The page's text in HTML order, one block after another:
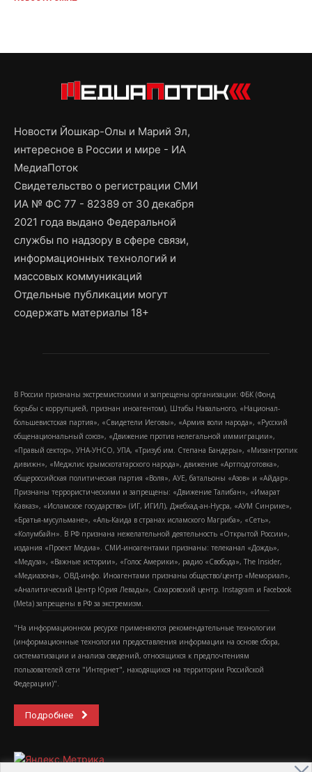
Новости Йошкар-Олы и Марий Эл,
интересное в России и мире - ИА
МедиаПоток
Свидетельство о регистрации СМИ
ИА № ФС 77 - 82389 от 30 декабря
2021 года выдано Федеральной
службы по надзору в сфере связи,
информационных технологий и
массовых коммуникаций
Отдельные публикации могут
содержать материалы 18+
В России признаны экстремистскими и запрещены организации: ФБК (Фонд
борьбы с коррупцией, признан иноагентом), Штабы Навального, «Национал-
большевистская партия», «Свидетели Иеговы», «Армия воли народа», «Русский
общенациональный союз», «Движение против нелегальной иммиграции»,
«Правый сектор», УНА-УНСО, УПА, «Тризуб им. Степана Бандеры», «Мизантропик
дивижн», «Меджлис крымскотатарского народа», движение «Артподготовка»,
общероссийская политическая партия «Воля», АУЕ, батальоны «Азов» и «Айдар».
Признаны террористическими и запрещены: «Движение Талибан», «Имарат
Кавказ», «Исламское государство» (ИГ, ИГИЛ), Джебхад-ан-Нусра, «АУМ Синрике»,
«Братья-мусульмане», «Аль-Каида в странах исламского Магриба», «Сеть»,
«Колумбайн». В РФ признана нежелательной деятельность «Открытой России»,
издания «Проект Медиа». СМИ-иноагентами признаны: телеканал «Дождь»,
«Медуза», «Важные истории», «Голос Америки», радио «Свобода», The Insider,
«Медиазона», ОВД-инфо. Иноагентами признаны общество/центр «Мемориал»,
«Аналитический Центр Юрия Левады», Сахаровский центр. Instagram и Facebook
(Metа) запрещены в РФ за экстремизм.
"На информационном ресурсе применяются рекомендательные технологии
(информационные технологии предоставления информации на основе сбора,
систематизации и анализа сведений, относящихся к предпочтениям
пользователей сети "Интернет", находящихся на территории Российской
Федерации)".
Подробнее